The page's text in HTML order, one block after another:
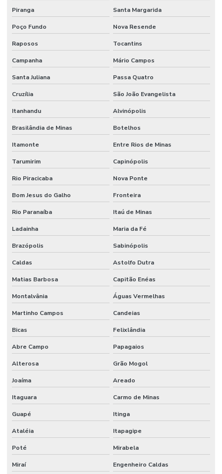
Piranga Santa Margarida
Poço Fundo Nova Resende
Raposos Tocantins
Campanha Mário Campos
Santa Juliana Passa Quatro
Cruzília São João Evangelista
Itanhandu Alvinópolis
Brasilândia de Minas Botelhos
Itamonte Entre Rios de Minas
Tarumirim Capinópolis
Rio Piracicaba Nova Ponte
Bom Jesus do Galho Fronteira
Rio Paranaíba Itaú de Minas
Ladainha Maria da Fé
Brazópolis Sabinópolis
Caldas Astolfo Dutra
Matias Barbosa Capitão Enéas
Montalvânia Águas Vermelhas
Martinho Campos Candeias
Bicas Felixlândia
Abre Campo Papagaios
Alterosa Grão Mogol
Joaíma Areado
Itaguara Carmo de Minas
Guapé Itinga
Ataléia Itapagipe
Poté Mirabela
Miraí Engenheiro Caldas